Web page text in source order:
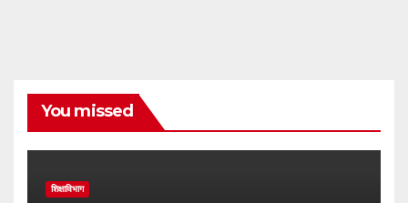
You missed
शिक्षाविभाग